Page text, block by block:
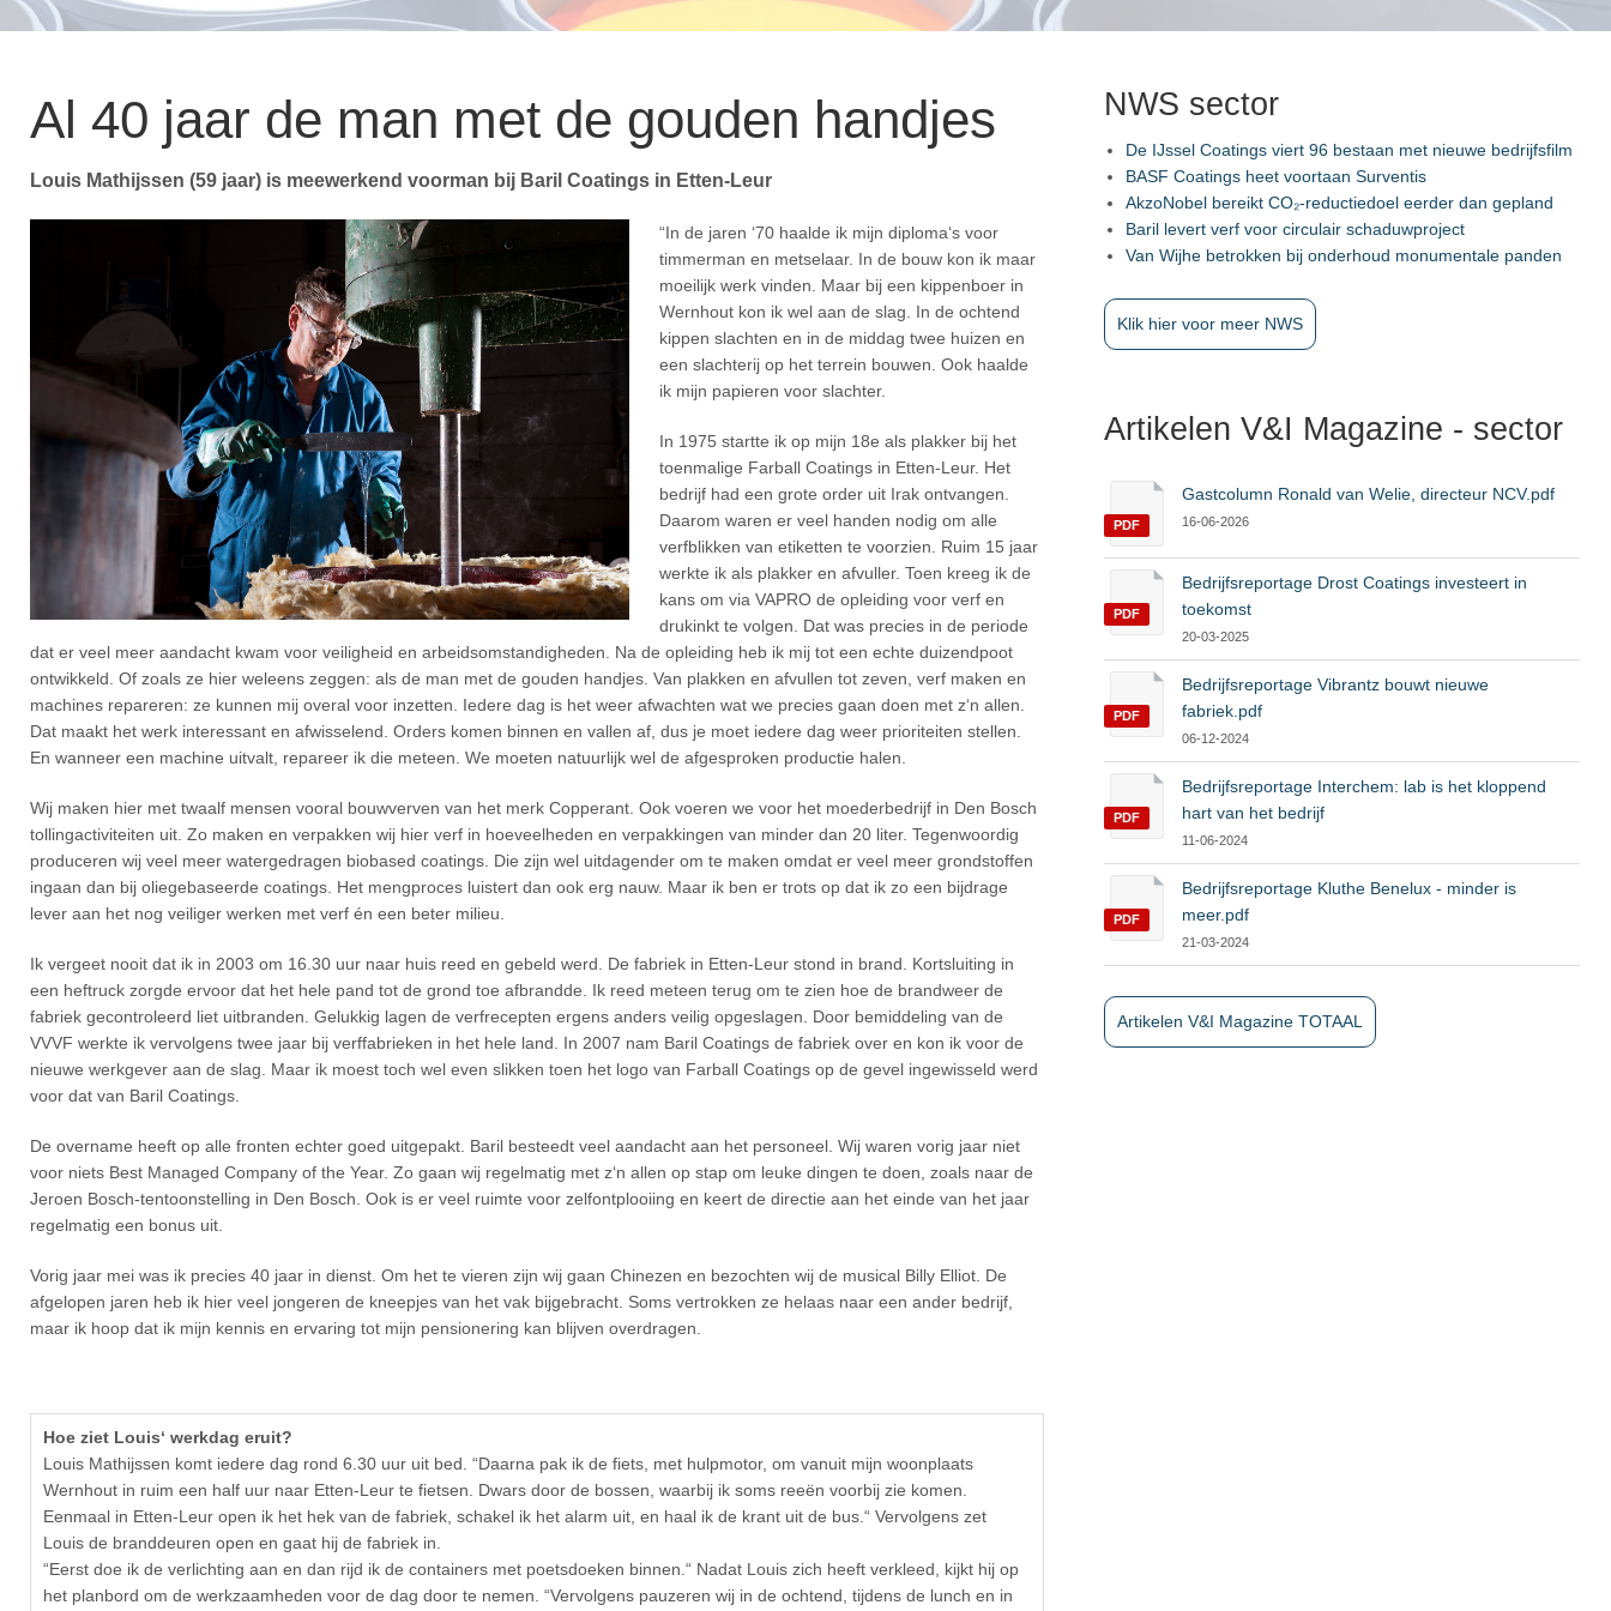
Al 40 jaar de man met de gouden handjes
Louis Mathijssen (59 jaar) is meewerkend voorman bij Baril Coatings in Etten-Leur
“In de jaren ‘70 haalde ik mijn diploma‘s voor
timmerman en metselaar. In de bouw kon ik maar
moeilijk werk vinden. Maar bij een kippenboer in
Wernhout kon ik wel aan de slag. In de ochtend
kippen slachten en in de middag twee huizen en
een slachterij op het terrein bouwen. Ook haalde
ik mijn papieren voor slachter.
In 1975 startte ik op mijn 18e als plakker bij het
toenmalige Farball Coatings in Etten-Leur. Het
bedrijf had een grote order uit Irak ontvangen.
Daarom waren er veel handen nodig om alle
verfblikken van etiketten te voorzien. Ruim 15 jaar
werkte ik als plakker en afvuller. Toen kreeg ik de
kans om via VAPRO de opleiding voor verf en
drukinkt te volgen. Dat was precies in de periode
dat er veel meer aandacht kwam voor veiligheid en arbeidsomstandigheden. Na de opleiding heb ik mij tot een echte duizendpoot
ontwikkeld. Of zoals ze hier weleens zeggen: als de man met de gouden handjes. Van plakken en afvullen tot zeven, verf maken en
machines repareren: ze kunnen mij overal voor inzetten. Iedere dag is het weer afwachten wat we precies gaan doen met z‘n allen.
Dat maakt het werk interessant en afwisselend. Orders komen binnen en vallen af, dus je moet iedere dag weer prioriteiten stellen.
En wanneer een machine uitvalt, repareer ik die meteen. We moeten natuurlijk wel de afgesproken productie halen.
Wij maken hier met twaalf mensen vooral bouwverven van het merk Copperant. Ook voeren we voor het moederbedrijf in Den Bosch
tollingactiviteiten uit. Zo maken en verpakken wij hier verf in hoeveelheden en verpakkingen van minder dan 20 liter. Tegenwoordig
produceren wij veel meer watergedragen biobased coatings. Die zijn wel uitdagender om te maken omdat er veel meer grondstoffen
ingaan dan bij oliegebaseerde coatings. Het mengproces luistert dan ook erg nauw. Maar ik ben er trots op dat ik zo een bijdrage
lever aan het nog veiliger werken met verf én een beter milieu.
Ik vergeet nooit dat ik in 2003 om 16.30 uur naar huis reed en gebeld werd. De fabriek in Etten-Leur stond in brand. Kortsluiting in
een heftruck zorgde ervoor dat het hele pand tot de grond toe afbrandde. Ik reed meteen terug om te zien hoe de brandweer de
fabriek gecontroleerd liet uitbranden. Gelukkig lagen de verfrecepten ergens anders veilig opgeslagen. Door bemiddeling van de
VVVF werkte ik vervolgens twee jaar bij verffabrieken in het hele land. In 2007 nam Baril Coatings de fabriek over en kon ik voor de
nieuwe werkgever aan de slag. Maar ik moest toch wel even slikken toen het logo van Farball Coatings op de gevel ingewisseld werd
voor dat van Baril Coatings.
De overname heeft op alle fronten echter goed uitgepakt. Baril besteedt veel aandacht aan het personeel. Wij waren vorig jaar niet
voor niets Best Managed Company of the Year. Zo gaan wij regelmatig met z‘n allen op stap om leuke dingen te doen, zoals naar de
Jeroen Bosch-tentoonstelling in Den Bosch. Ook is er veel ruimte voor zelfontplooiing en keert de directie aan het einde van het jaar
regelmatig een bonus uit.
Vorig jaar mei was ik precies 40 jaar in dienst. Om het te vieren zijn wij gaan Chinezen en bezochten wij de musical Billy Elliot. De
afgelopen jaren heb ik hier veel jongeren de kneepjes van het vak bijgebracht. Soms vertrokken ze helaas naar een ander bedrijf,
maar ik hoop dat ik mijn kennis en ervaring tot mijn pensionering kan blijven overdragen.
Hoe ziet Louis‘ werkdag eruit?
Louis Mathijssen komt iedere dag rond 6.30 uur uit bed. “Daarna pak ik de fiets, met hulpmotor, om vanuit mijn woonplaats
Wernhout in ruim een half uur naar Etten-Leur te fietsen. Dwars door de bossen, waarbij ik soms reeën voorbij zie komen.
Eenmaal in Etten-Leur open ik het hek van de fabriek, schakel ik het alarm uit, en haal ik de krant uit de bus.“ Vervolgens zet
Louis de branddeuren open en gaat hij de fabriek in.
“Eerst doe ik de verlichting aan en dan rijd ik de containers met poetsdoeken binnen.“ Nadat Louis zich heeft verkleed, kijkt hij op
het planbord om de werkzaamheden voor de dag door te nemen. “Vervolgens pauzeren wij in de ochtend, tijdens de lunch en in
NWS sector
De IJssel Coatings viert 96 bestaan met nieuwe bedrijfsfilm
BASF Coatings heet voortaan Surventis
AkzoNobel bereikt CO₂-reductiedoel eerder dan gepland
Baril levert verf voor circulair schaduwproject
Van Wijhe betrokken bij onderhoud monumentale panden
Klik hier voor meer NWS
Artikelen V&I Magazine - sector
PDF
Gastcolumn Ronald van Welie, directeur NCV.pdf
16-06-2026
PDF
Bedrijfsreportage Drost Coatings investeert in
toekomst
20-03-2025
PDF
Bedrijfsreportage Vibrantz bouwt nieuwe
fabriek.pdf
06-12-2024
PDF
Bedrijfsreportage Interchem: lab is het kloppend
hart van het bedrijf
11-06-2024
PDF
Bedrijfsreportage Kluthe Benelux - minder is
meer.pdf
21-03-2024
Artikelen V&I Magazine TOTAAL